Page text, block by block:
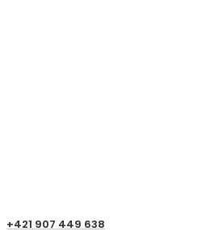
+421 907 449 638